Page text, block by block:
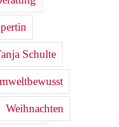
Schulte
Weihnachten